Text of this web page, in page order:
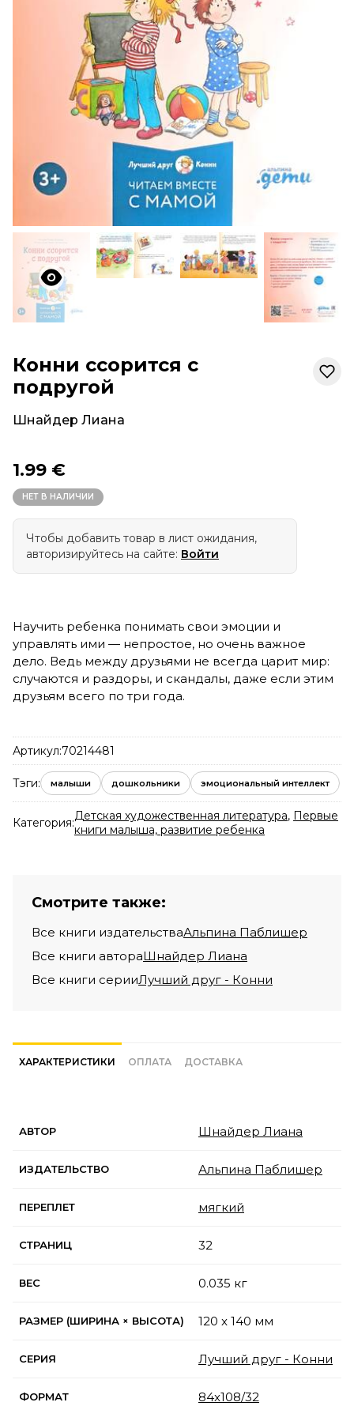
Конни ссорится с
подругой
Шнайдер Лиана
1.99 €
НЕТ В НАЛИЧИИ
Чтобы добавить товар в лист ожидания,
авторизируйтесь на сайте: Войти
Научить ребенка понимать свои эмоции и
управлять ими — непростое, но очень важное
дело. Ведь между друзьями не всегда царит мир:
случаются и раздоры, и скандалы, даже если этим
друзьям всего по три года.
Артикул:70214481
Тэги: малыши дошкольники эмоциональный интеллект
Категория:Детская художественная литература, Первые
книги малыша, развитие ребенка
Смотрите также:
Все книги издательстваАльпина Паблишер
Все книги автораШнайдер Лиана
Все книги серииЛучший друг - Конни
ХАРАКТЕРИСТИКИ ОПЛАТА ДОСТАВКА
АВТОР Шнайдер Лиана
ИЗДАТЕЛЬСТВО Альпина Паблишер
ПЕРЕПЛЕТ мягкий
СТРАНИЦ 32
ВЕС 0.035 кг
РАЗМЕР (ШИРИНА × ВЫСОТА) 120 x 140 мм
СЕРИЯ Лучший друг - Конни
ФОРМАТ 84x108/32